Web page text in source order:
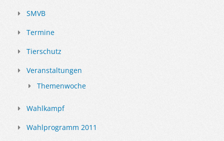
SMVB
Termine
Tierschutz
Veranstaltungen
Themenwoche
Wahlkampf
Wahlprogramm 2011